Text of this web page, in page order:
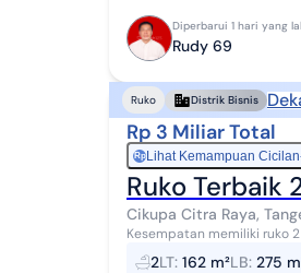
Diperbarui 1 hari yang
Rudy 69
Ruko Distrik Bisnis
Rp 3 Miliar Total
RpLihat Kemampuan
Ruko Terbaik
Cikupa Citra Raya,
Kesempatan memiliki ruko
usaha seperti kantor,
2LT: 162 m²LB: 275